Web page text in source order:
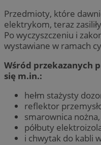
Przedmioty, które
elektrykom, teraz
Po wyczyszczeniu i
wystawiane w ramach
Wśród przekazanych
się m.in.:
hełm stażysty
reflektor
smarownica nożna,
półbuty
i chwytak do kabli